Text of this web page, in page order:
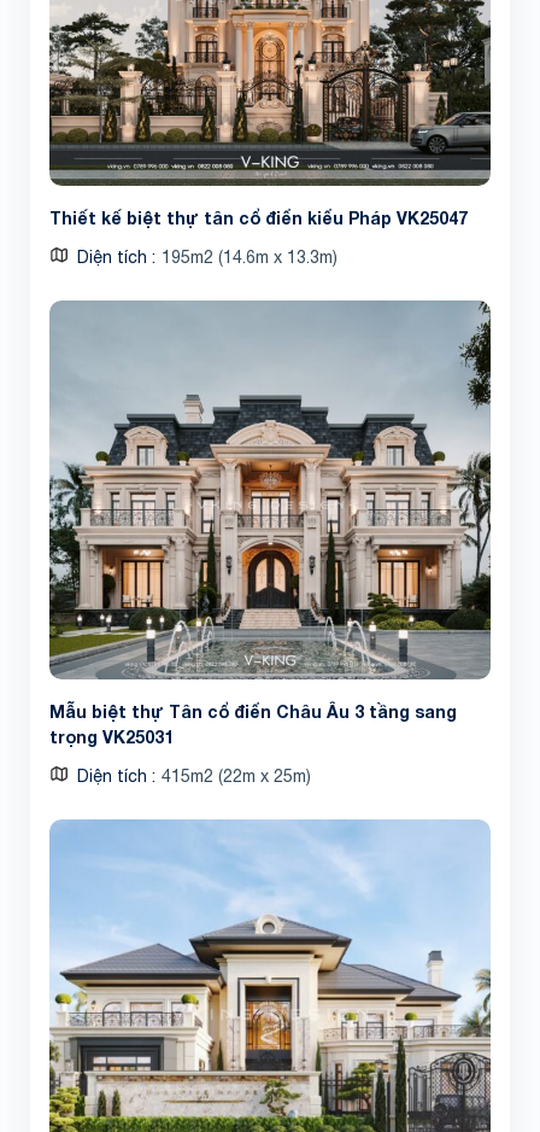
Share
Thiết kế biệt thự tân cổ điển kiểu Pháp VK25047
Diện tích 195m2 (14.6m x 13.3m)
Mẫu biệt thự Tân cổ điển Châu Âu 3 tầng sang
trọng VK25031
Diện tích 415m2 (22m x 25m)